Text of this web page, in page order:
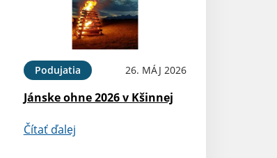
Podujatia 26. MÁJ 2026
Jánske ohne 2026 v Kšinnej
Čítať ďalej